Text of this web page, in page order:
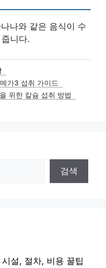
나와 같은 음식이 수
니다.
가3 섭취 가이드
위한 칼슘 섭취 방법
검색
설, 절차, 비용 꿀팁